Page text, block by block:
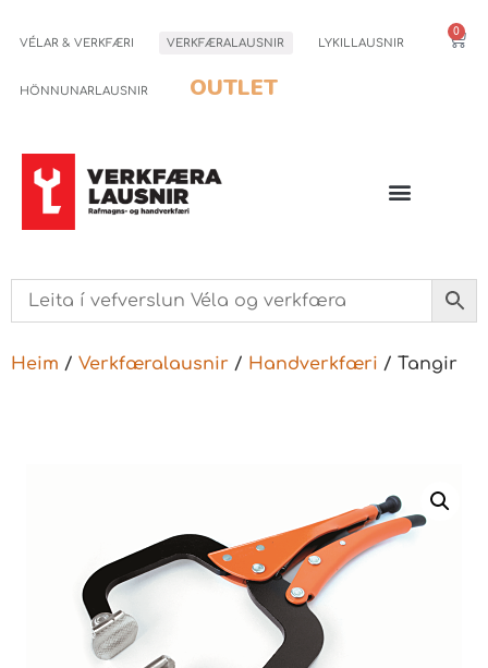
VÉLAR & VERKFÆRI VERKFÆRALAUSNIR LYKILLAUSNIR
HÖNNUNARLAUSNIR OUTLET
0
Heim / Verkfæralausnir / Handverkfæri / Tangir